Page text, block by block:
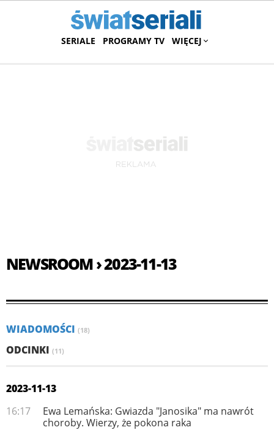
SERIALE PROGRAMY TV WIĘCEJ
NEWSROOM › 2023-11-13
WIADOMOŚCI (18)
ODCINKI (11)
2023-11-13
16:17
Ewa Lemańska: Gwiazda "Janosika" ma nawrót
choroby. Wierzy, że pokona raka